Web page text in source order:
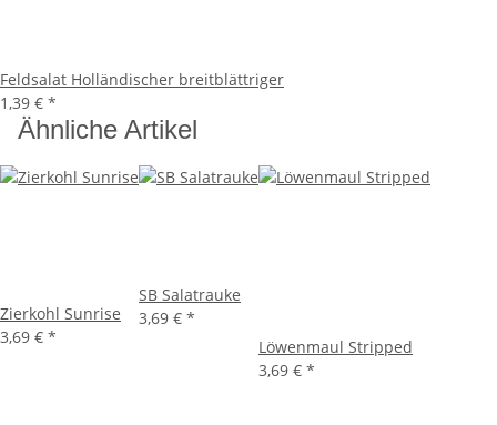
Feldsalat Holländischer breitblättriger
1,39 € *
Ähnliche Artikel
Zierkohl Sunrise
3,69 € *
SB Salatrauke
3,69 € *
Löwenmaul Stripped
3,69 € *